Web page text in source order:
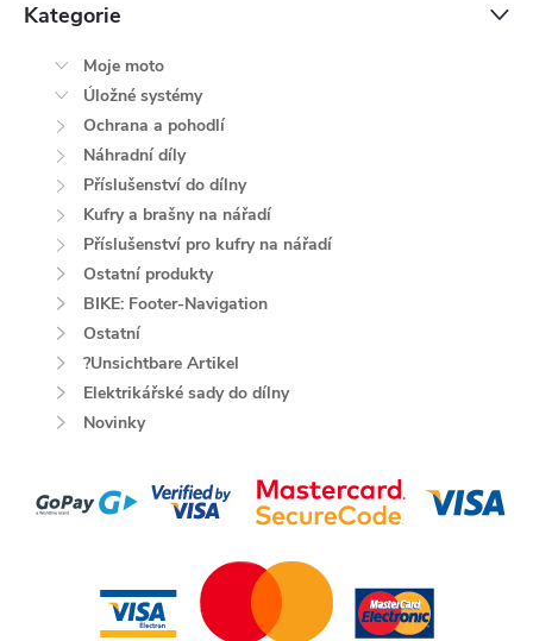
Kategorie
Moje moto
Úložné systémy
Ochrana a pohodlí
Náhradní díly
Příslušenství do dílny
Kufry a brašny na nářadí
Příslušenství pro kufry na nářadí
Ostatní produkty
BIKE: Footer-Navigation
Ostatní
?Unsichtbare Artikel
Elektrikářské sady do dílny
Novinky